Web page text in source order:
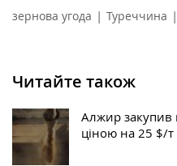
зернова угода | Туреччина |
Читайте також
Алжир закупив
ціною на 25 $/